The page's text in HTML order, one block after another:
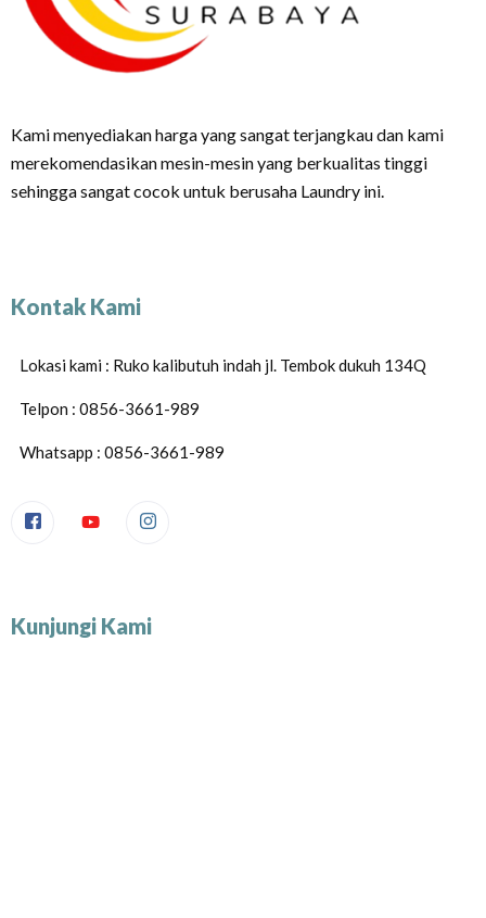
Kami menyediakan harga yang sangat terjangkau dan kami
merekomendasikan mesin-mesin yang berkualitas tinggi
sehingga sangat cocok untuk berusaha Laundry ini.
Kontak Kami
Lokasi kami : Ruko kalibutuh indah jl. Tembok dukuh 134Q
Telpon : 0856-3661-989
Whatsapp : 0856-3661-989
Kunjungi Kami